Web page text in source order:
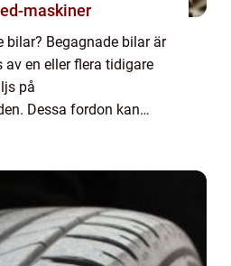
maskiner
bilar? Begagnade bilar är
en eller flera tidigare
på
Dessa fordon kan